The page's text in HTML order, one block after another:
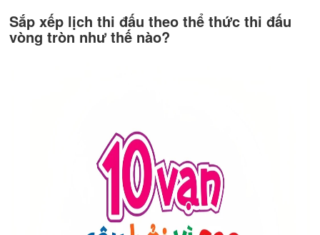
Sắp xếp lịch thi đấu theo thể thức thi đấu
vòng tròn như thế nào?